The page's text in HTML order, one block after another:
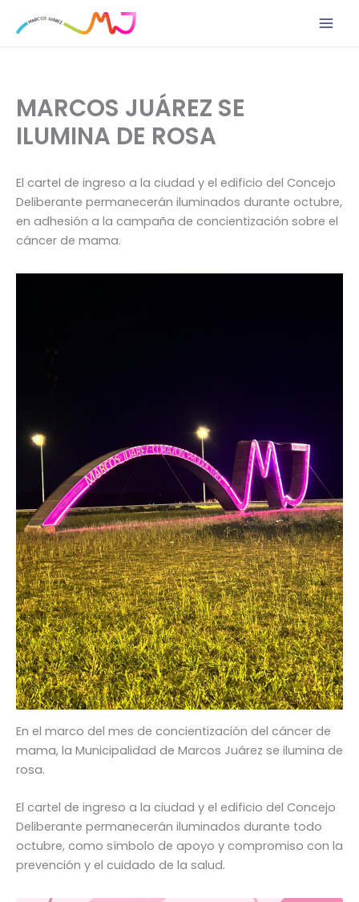
MARCOS JUÁREZ SE
ILUMINA DE ROSA
El cartel de ingreso a la ciudad y el edificio del Concejo
Deliberante permanecerán iluminados durante octubre,
en adhesión a la campaña de concientización sobre el
cáncer de mama.
En el marco del mes de concientización del cáncer de
mama, la Municipalidad de Marcos Juárez se ilumina de
rosa.
El cartel de ingreso a la ciudad y el edificio del Concejo
Deliberante permanecerán iluminados durante todo
octubre, como símbolo de apoyo y compromiso con la
prevención y el cuidado de la salud.